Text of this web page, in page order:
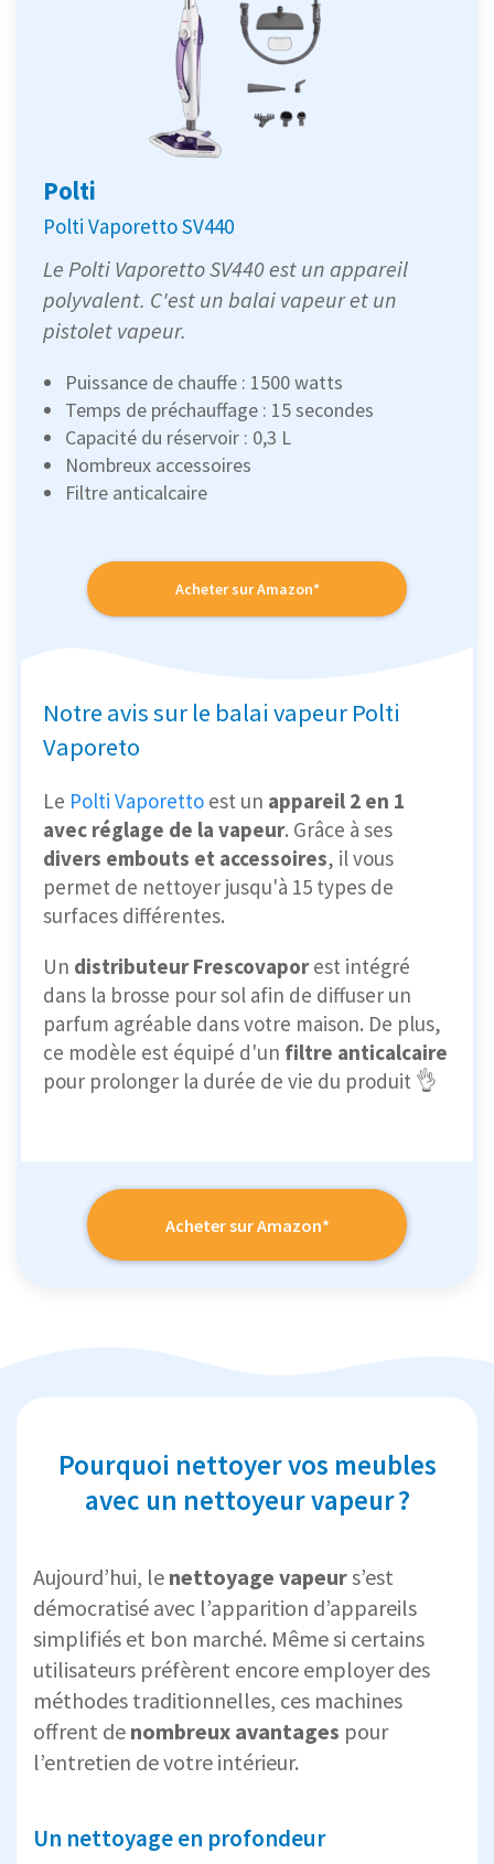
Polti
Polti Vaporetto SV440
Le Polti Vaporetto SV440 est un appareil
polyvalent. C'est un balai vapeur et un
pistolet vapeur.
Puissance de chauffe : 1500 watts
Temps de préchauffage : 15 secondes
Capacité du réservoir : 0,3 L
Nombreux accessoires
Filtre anticalcaire
Acheter sur Amazon*
Notre avis sur le balai vapeur Polti
Vaporeto
Le Polti Vaporetto est un appareil 2 en 1
avec réglage de la vapeur. Grâce à ses
divers embouts et accessoires, il vous
permet de nettoyer jusqu'à 15 types de
surfaces différentes.
Un distributeur Frescovaporest intégré
dans la brosse pour sol afin de diffuser un
parfum agréable dans votre maison. De plus,
ce modèle est équipé d'un filtre anticalcaire
pour prolonger la durée de vie du produit 👌
Acheter sur Amazon*
Pourquoi nettoyer vos meubles
avec un nettoyeur vapeur ?
Aujourd’hui, le nettoyage vapeurs’est
démocratisé avec l’apparition d’appareils
simplifiés et bon marché. Même si certains
utilisateurs préfèrent encore employer des
méthodes traditionnelles, ces machines
offrent de nombreux avantages pour
l’entretien de votre intérieur.
Un nettoyage en profondeur